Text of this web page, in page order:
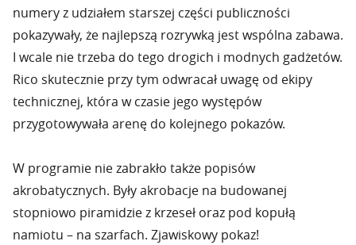
numery z udziałem starszej części publiczności
pokazywały, że najlepszą rozrywką jest wspólna zabawa.
I wcale nie trzeba do tego drogich i modnych gadżetów.
Rico skutecznie przy tym odwracał uwagę od ekipy
technicznej, która w czasie jego występów
przygotowywała arenę do kolejnego pokazów.
W programie nie zabrakło także popisów
akrobatycznych. Były akrobacje na budowanej
stopniowo piramidzie z krzeseł oraz pod kopułą
namiotu – na szarfach. Zjawiskowy pokaz!